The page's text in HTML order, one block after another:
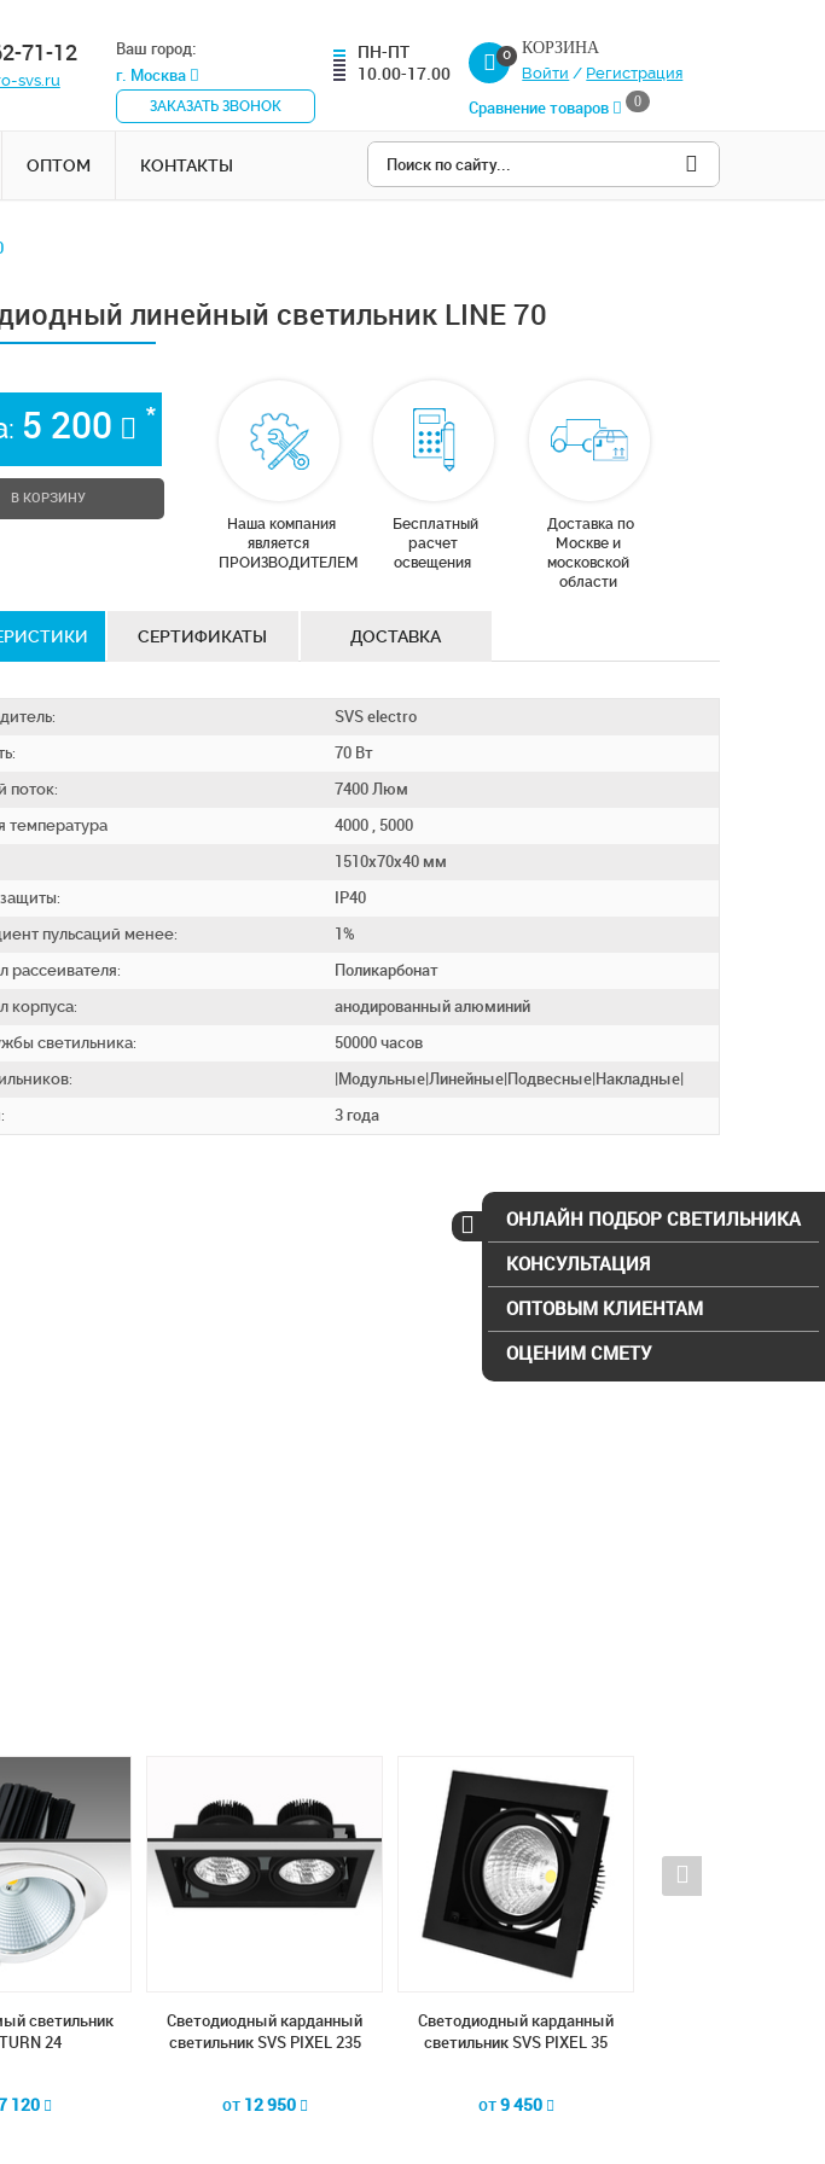
71-12
svs.ru
Ваш город:
г. Москва
ЗАКАЗАТЬ ЗВОНОК
ПН-ПТ
10.00-17.00
0
КОРЗИНА
Войти / Регистрация
Сравнение товаров
0
ОПТОМ КОНТАКТЫ
линейный светильник LINE 70
5 200 *
В КОРЗИНУ
Наша компания
является
ПРОИЗВОДИТЕЛЕМ
Бесплатный
расчет
освещения
Доставка по
Москве и
московской
области
СЕРТИФИКАТЫ ДОСТАВКА
SVS electro
70 Вт
поток:
7400 Люм
температура
4000 , 5000
1510х70х40 мм
IP40
пульсаций менее:
1%
рассеивателя:
Поликарбонат
корпуса:
анодированный алюминий
светильника:
50000 часов
|Модульные|Линейные|Подвесные|Накладные|
3 года
светильник
24
120
Светодиодный карданный
светильник SVS PIXEL 235
от 12 950
Светодиодный карданный
светильник SVS PIXEL 35
от9 450
ОНЛАЙН ПОДБОР СВЕТИЛЬНИКА
КОНСУЛЬТАЦИЯ
ОПТОВЫМ КЛИЕНТАМ
ОЦЕНИМ СМЕТУ